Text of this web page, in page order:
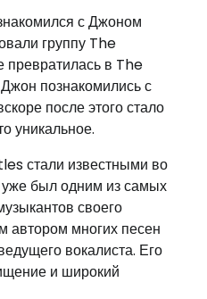
с Джоном
группу The
в The
познакомились с
после этого стало
уникальное.
стали известными во
был одним из самых
своего
автором многих песен
вокалиста. Его
и широкий